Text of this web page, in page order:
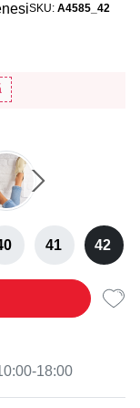
SKU A4585_42
41 42
18:00